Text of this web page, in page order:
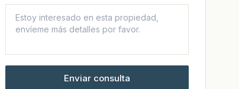
Enviar consulta